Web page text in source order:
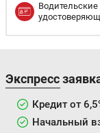
Экспресс
Кредит от
Начальный